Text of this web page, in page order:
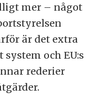
mer – något
är det extra
och EU:s
rederier